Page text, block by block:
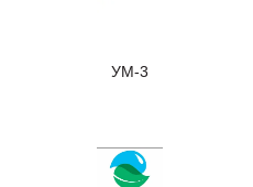
УМ-3